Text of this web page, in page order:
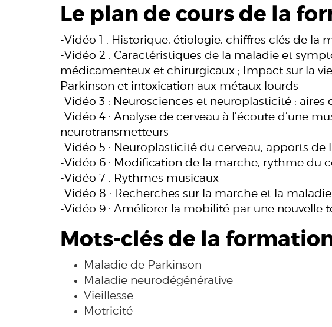
Le plan de cours de la
-Vidéo 1 : Historique, étiologie, chiffres clés de la
-Vidéo 2 : Caractéristiques de la maladie et
médicamenteux et chirurgicaux ; Impact sur la
Parkinson et intoxication aux métaux lourds
-Vidéo 3 : Neurosciences et neuroplasticité : aires
-Vidéo 4 : Analyse de cerveau à l’écoute d’une
neurotransmetteurs
-Vidéo 5 : Neuroplasticité du cerveau, apports de
-Vidéo 6 : Modification de la marche, rythme du
-Vidéo 7 : Rythmes musicaux
-Vidéo 8 : Recherches sur la marche et la
-Vidéo 9 : Améliorer la mobilité par une nouvelle
Mots-clés de la
Maladie de Parkinson
Maladie neurodégénérative
Vieillesse
Motricité